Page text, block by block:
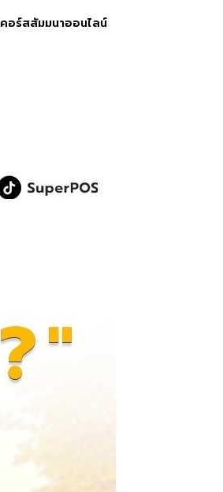
คอร์สสัมมนาออนไลน์